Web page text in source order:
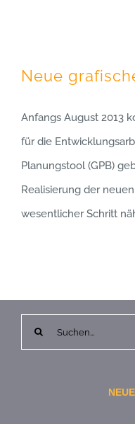
Neue
Anfangs August 2013
für die
Planungstool (GPB)
Realisierung der
wesentlicher Schritt
Suche
nach: